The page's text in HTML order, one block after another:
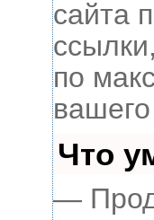
сайта
по
Что
—